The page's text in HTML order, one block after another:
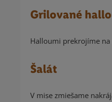
Grilované
Halloumi prekrojíme
Šalát
V mise zmiešame